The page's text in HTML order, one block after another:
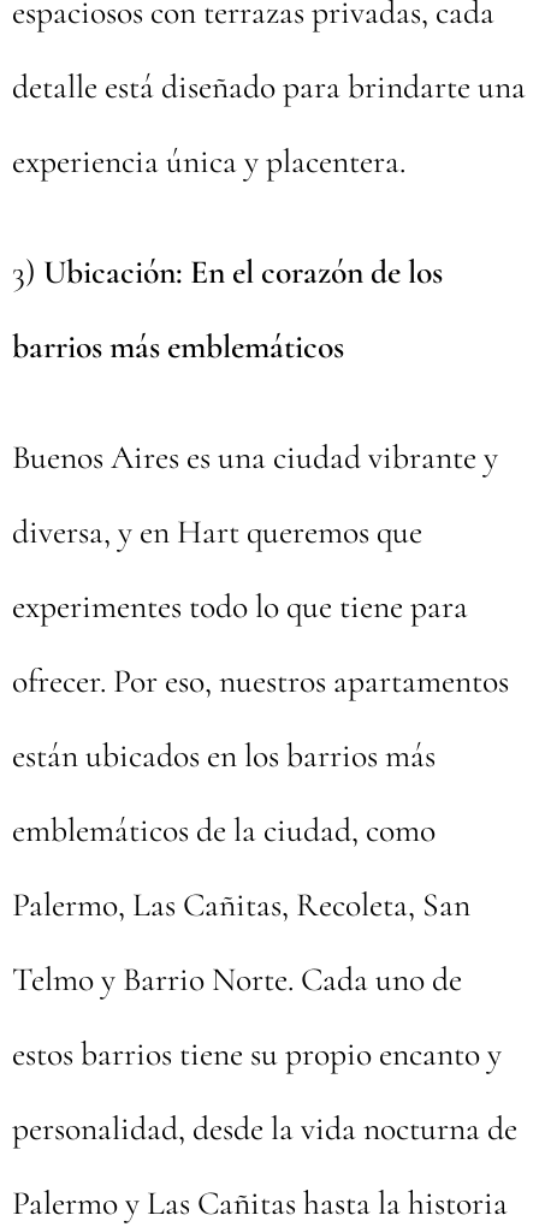
espaciosos con terrazas privadas, cada
detalle está diseñado para brindarte una
experiencia única y placentera.
3) Ubicación: En el corazón de los
barrios más emblemáticos
Buenos Aires es una ciudad vibrante y
diversa, y en Hart queremos que
experimentes todo lo que tiene para
ofrecer. Por eso, nuestros apartamentos
están ubicados en los barrios más
emblemáticos de la ciudad, como
Palermo, Las Cañitas, Recoleta, San
Telmo y Barrio Norte. Cada uno de
estos barrios tiene su propio encanto y
personalidad, desde la vida nocturna de
Palermo y Las Cañitas hasta la historia